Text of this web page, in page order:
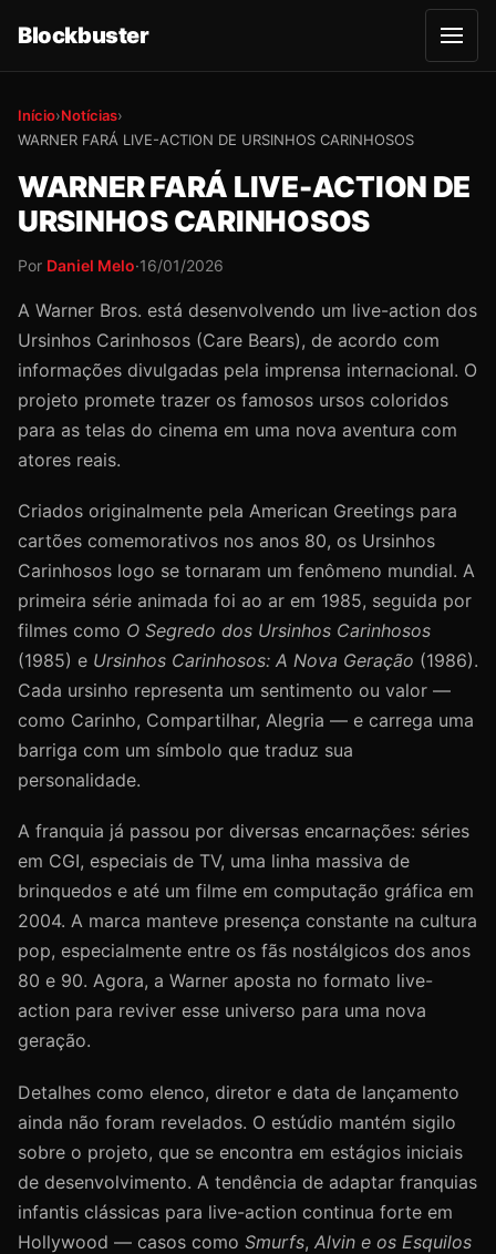
Blockbuster
A
b
r
u
Início›Notícias›
WARNER FARÁ LIVE-ACTION DE URSINHOS CARINHOSOS
WARNER FARÁ LIVE-ACTION DE
URSINHOS CARINHOSOS
Por Daniel Melo·16/01/2026
A Warner Bros. está desenvolvendo um live-action dos
Ursinhos Carinhosos (Care Bears), de acordo com
informações divulgadas pela imprensa internacional. O
projeto promete trazer os famosos ursos coloridos
para as telas do cinema em uma nova aventura com
atores reais.
Criados originalmente pela American Greetings para
cartões comemorativos nos anos 80, os Ursinhos
Carinhosos logo se tornaram um fenômeno mundial. A
primeira série animada foi ao ar em 1985, seguida por
filmes como O Segredo dos Ursinhos Carinhosos
(1985) e Ursinhos Carinhosos: A Nova Geração (1986).
Cada ursinho representa um sentimento ou valor —
como Carinho, Compartilhar, Alegria — e carrega uma
barriga com um símbolo que traduz sua
personalidade.
A franquia já passou por diversas encarnações: séries
em CGI, especiais de TV, uma linha massiva de
brinquedos e até um filme em computação gráfica em
2004. A marca manteve presença constante na cultura
pop, especialmente entre os fãs nostálgicos dos anos
80 e 90. Agora, a Warner aposta no formato live-
action para reviver esse universo para uma nova
geração.
Detalhes como elenco, diretor e data de lançamento
ainda não foram revelados. O estúdio mantém sigilo
sobre o projeto, que se encontra em estágios iniciais
de desenvolvimento. A tendência de adaptar franquias
infantis clássicas para live-action continua forte em
Hollywood — casos como Smurfs, Alvin e os Esquilos